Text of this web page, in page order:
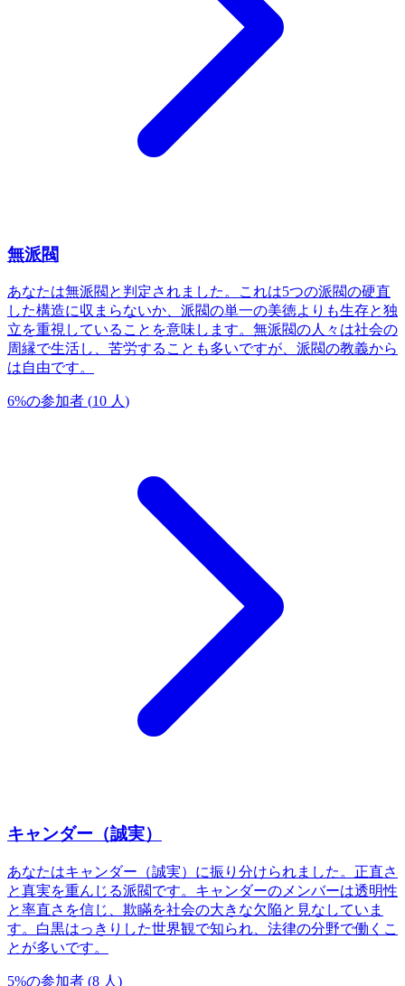
無派閥
あなたは無派閥と判定されました。これは5つの派閥の硬直
した構造に収まらないか、派閥の単一の美徳よりも生存と独
立を重視していることを意味します。無派閥の人々は社会の
周縁で生活し、苦労することも多いですが、派閥の教義から
は自由です。
6%の参加者 (10 人 )
キャンダー（誠実）
あなたはキャンダー（誠実）に振り分けられました。正直さ
と真実を重んじる派閥です。キャンダーのメンバーは透明性
と率直さを信じ、欺瞞を社会の大きな欠陥と見なしていま
す。白黒はっきりした世界観で知られ、法律の分野で働くこ
とが多いです。
5%の参加者 (8 人 )